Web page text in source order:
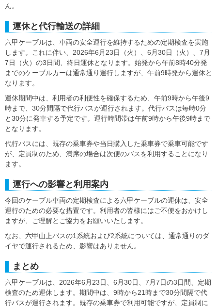
ん。
運休と代行輸送の詳細
六甲ケーブルは、車両の安全運行を維持するための定期検査を実施
します。これに伴い、2026年6月23日（火）、6月30日（火）、7月
7日（火）の3日間、終日運休となります。始発から午前8時40分発
までのケーブルカーは通常通り運行しますが、午前9時発から運休と
なります。
運休期間中は、利用者の利便性を確保するため、午前9時から午後9
時まで、30分間隔で代行バスが運行されます。代行バスは毎時0分
と30分に発車する予定です。運行時間帯は午前9時から午後9時まで
となります。
代行バスには、既存の乗車券や当日購入した乗車券で乗車可能です
が、定員制のため、満席の場合は次便のバスを利用することになり
ます。
運行への影響と利用案内
今回のケーブル車両の定期検査による六甲ケーブルの運休は、安全
運行のための必要な措置です。利用者の皆様にはご不便をおかけし
ますが、ご理解とご協力をお願いいたします。
なお、六甲山上バスの1系統および2系統については、通常通りのダ
イヤで運行されるため、影響はありません。
まとめ
六甲ケーブルは、2026年6月23日、6月30日、7月7日の3日間、定期
検査のため運休します。期間中は、9時から21時まで30分間隔で代
行バスが運行されます。既存の乗車券で利用可能ですが、定員制に